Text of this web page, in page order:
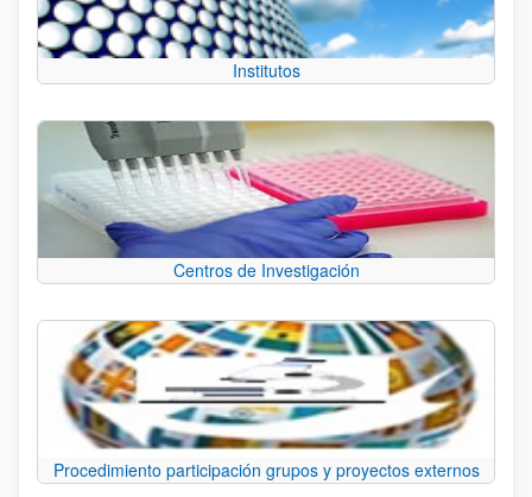
Institutos
Centros de Investigación
Procedimiento participación grupos y proyectos externos